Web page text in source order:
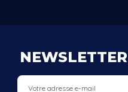
NEWSLETTER